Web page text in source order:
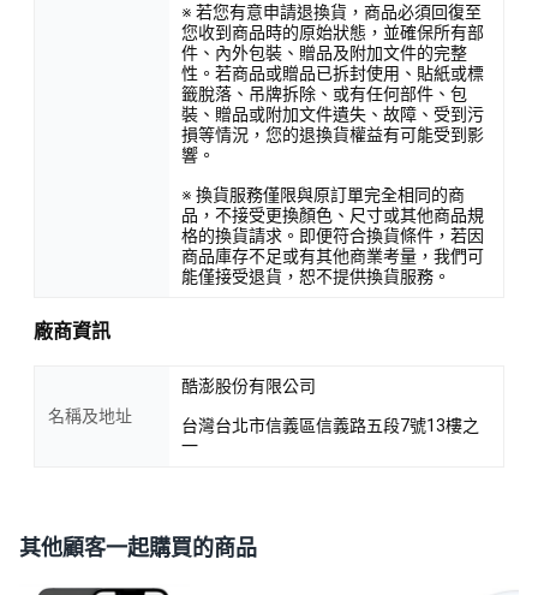
※ 若您有意申請退換貨，商品必須回復至
您收到商品時的原始狀態，並確保所有部
件、內外包裝、贈品及附加文件的完整
性。若商品或贈品已拆封使用、貼紙或標
籤脫落、吊牌拆除、或有任何部件、包
裝、贈品或附加文件遺失、故障、受到污
損等情況，您的退換貨權益有可能受到影
響。
※ 換貨服務僅限與原訂單完全相同的商
品，不接受更換顏色、尺寸或其他商品規
格的換貨請求。即便符合換貨條件，若因
商品庫存不足或有其他商業考量，我們可
能僅接受退貨，恕不提供換貨服務。
廠商資訊
名稱及地址
酷澎股份有限公司
台灣台北市信義區信義路五段7號13樓之
一
其他顧客一起購買的商品